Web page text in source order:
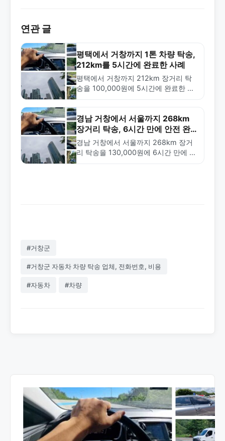
연관 글
평택에서 거창까지 1톤 차량 탁송,
212km를 5시간에 완료한 사례
평택에서 거창까지 212km 장거리 탁
송을 100,000원에 5시간에 완료한 실
니다.
경남 거창에서 서울까지 268km
장거리 탁송, 6시간 만에 안전 완
료!
경남 거창에서 서울까지 268km 장거
리 탁송을 130,000원에 6시간 만에 완
#거창군
#거창군 자동차 차량 탁송 업체, 전화번호, 비용
#자동차 #차량